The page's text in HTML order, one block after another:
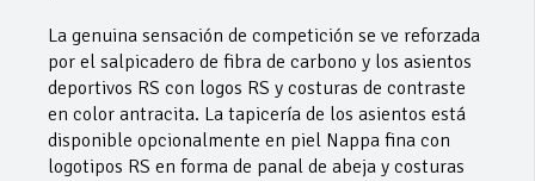
La genuina sensación de competición se ve reforzada
por el salpicadero de fibra de carbono y los asientos
deportivos RS con logos RS y costuras de contraste
en color antracita. La tapicería de los asientos está
disponible opcionalmente en piel Nappa fina con
logotipos RS en forma de panal de abeja y costuras